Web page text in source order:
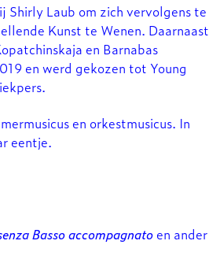
Shirly Laub om zich vervolgens te
Kunst te Wenen. Daarnaast
en Barnabas
en werd gekozen tot Young
en orkestmusicus. In
eentje.
Basso accompagnato en ander